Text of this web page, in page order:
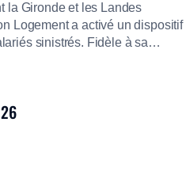
la Gironde et les Landes
Logement a activé un dispositif
sinistrés. Fidèle à sa